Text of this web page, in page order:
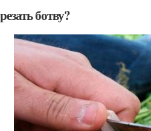
ботву?